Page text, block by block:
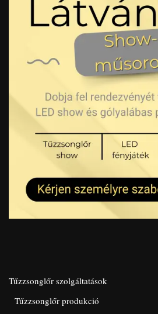
Tűzzsonglőr szolgáltatások
Tűzzsonglőr produkció